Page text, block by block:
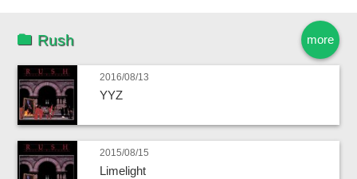
more
Rush
2016/08/13
YYZ
2015/08/15
Limelight